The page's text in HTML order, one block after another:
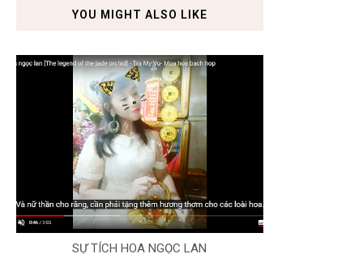
YOU MIGHT ALSO LIKE
SỰ TÍCH HOA NGỌC LAN